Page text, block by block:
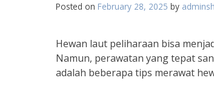
Posted on February 28, 2025 by
Hewan laut peliharaan bisa
Namun, perawatan yang tepat
adalah beberapa tips merawat